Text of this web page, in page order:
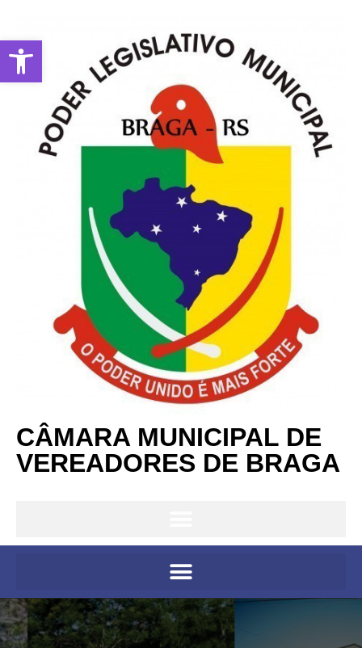
Abrir a barra de ferramentas
CÂMARA MUNICIPAL DE
VEREADORES DE BRAGA